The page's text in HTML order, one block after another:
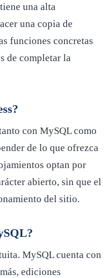
una alta
una copia de
funciones concretas
de completar la
con MySQL como
de lo que ofrezca
optan por
abierto, sin que el
del sitio.
MySQL cuenta con
ediciones